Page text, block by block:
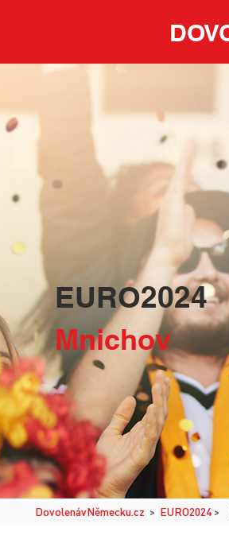
EURO2024
Mnichov
DovolenávNěmecku.cz > EURO2024 >